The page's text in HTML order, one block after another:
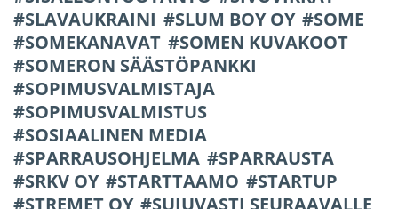
SLAVAUKRAINI
SLUM BOY OY
SOME
SOMEKANAVAT
SOMEN KUVAKOOT
SOMERON SÄÄSTÖPANKKI
SOPIMUSVALMISTAJA
SOPIMUSVALMISTUS
SOSIAALINEN MEDIA
SPARRAUSOHJELMA
SPARRAUSTA
SRKV OY
STARTTAAMO
STARTUP
STREMET OY
SUJUVASTI SEURAAVALLE